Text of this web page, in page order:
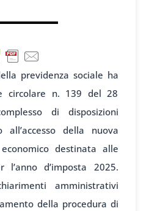
previdenza sociale ha
circolare n. 139 del 28
di disposizioni
all’accesso della nuova
destinata alle
d’imposta 2025.
amministrativi
della procedura di